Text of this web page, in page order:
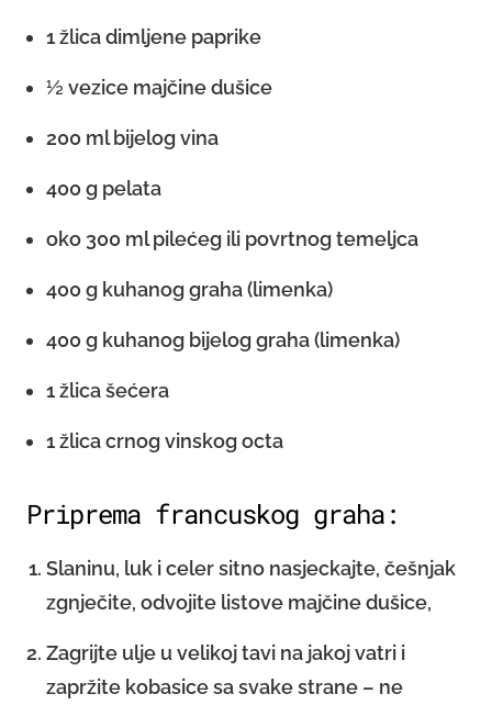
1 žlica dimljene paprike
½ vezice majčine dušice
200 ml bijelog vina
400 g pelata
oko 300 ml pilećeg ili povrtnog temeljca
400 g kuhanog graha (limenka)
400 g kuhanog bijelog graha (limenka)
1 žlica šećera
1 žlica crnog vinskog octa
Priprema francuskog graha:
Slaninu, luk i celer sitno nasjeckajte, češnjak
zgnječite, odvojite listove majčine dušice,
Zagrijte ulje u velikoj tavi na jakoj vatri i
zapržite kobasice sa svake strane – ne